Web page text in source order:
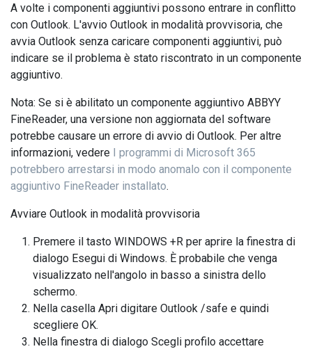
A volte i componenti aggiuntivi possono entrare in conflitto
con Outlook. L'avvio Outlook in modalità provvisoria, che
avvia Outlook senza caricare componenti aggiuntivi, può
indicare se il problema è stato riscontrato in un componente
aggiuntivo.
Nota: Se si è abilitato un componente aggiuntivo ABBYY
FineReader, una versione non aggiornata del software
potrebbe causare un errore di avvio di Outlook. Per altre
informazioni, vedere I programmi di Microsoft 365
potrebbero arrestarsi in modo anomalo con il componente
aggiuntivo FineReader installato.
Avviare Outlook in modalità provvisoria
Premere il tasto WINDOWS +R per aprire la finestra di
dialogo Esegui di Windows. È probabile che venga
visualizzato nell'angolo in basso a sinistra dello
schermo.
Nella casella Apri digitare Outlook /safe e quindi
scegliere OK.
Nella finestra di dialogo Scegli profilo accettare